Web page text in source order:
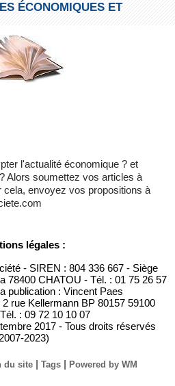
ÉCONOMIQUES ET
l'actualité économique ? et
Alors soumettez vos articles à
cela, envoyez vos propositions à
légales :
- SIREN : 804 336 667 - Siège
78400 CHATOU - Tél. : 01 75 26 57
publication : Vincent Paes
rue Kellermann BP 80157 59100
: 09 72 10 10 07
2017 - Tous droits réservés
2023)
du site | Tags | Powered by WM